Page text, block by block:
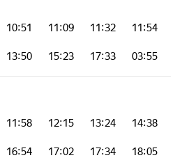
10:51 11:09 11:32 11:54
13:50 15:23 17:33 03:55
11:58 12:15 13:24 14:38
16:54 17:02 17:34 18:05